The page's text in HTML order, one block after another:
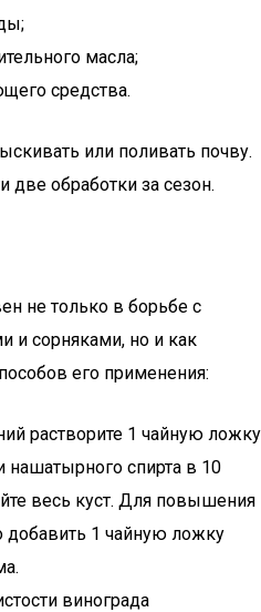
масла;
средства.
или поливать почву.
две обработки за сезон.
не только в борьбе с
и сорняками, но и как
его применения:
растворите 1 чайную ложку
спирта в 10
весь куст. Для повышения
1 чайную ложку
винограда